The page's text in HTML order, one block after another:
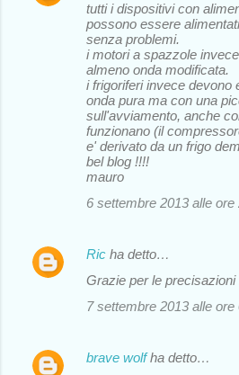
tutti i dispositivi con
possono essere
senza problemi.
i motori a spazzole
almeno onda modificata.
i frigoriferi invece devono
onda pura ma con una
sull'avviamento, anche
funzionano (il
e' derivato da un frigo
bel blog !!!!
mauro
6 settembre 2013 alle ore
Ric ha detto…
Grazie per le precisazioni
7 settembre 2013 alle ore
brave wolfha detto…